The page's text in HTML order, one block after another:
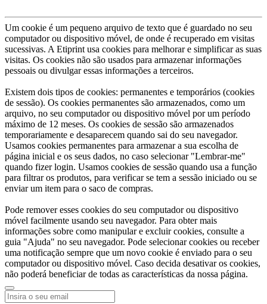
Um cookie é um pequeno arquivo de texto que é guardado no seu
computador ou dispositivo móvel, de onde é recuperado em visitas
sucessivas. A Etiprint usa cookies para melhorar e simplificar as suas
visitas. Os cookies não são usados ​​para armazenar informações
pessoais ou divulgar essas informações a terceiros.
Existem dois tipos de cookies: permanentes e temporários (cookies
de sessão). Os cookies permanentes são armazenados, como um
arquivo, no seu computador ou dispositivo móvel por um período
máximo de 12 meses. Os cookies de sessão são armazenados
temporariamente e desaparecem quando sai do seu navegador.
Usamos cookies permanentes para armazenar a sua escolha de
página inicial e os seus dados, no caso selecionar "Lembrar-me"
quando fizer login. Usamos cookies de sessão quando usa a função
para filtrar os produtos, para verificar se tem a sessão iniciado ou se
enviar um item para o saco de compras.
Pode remover esses cookies do seu computador ou dispositivo
móvel facilmente usando seu navegador. Para obter mais
informações sobre como manipular e excluir cookies, consulte a
guia "Ajuda" no seu navegador. Pode selecionar cookies ou receber
uma notificação sempre que um novo cookie é enviado para o seu
computador ou dispositivo móvel. Caso decida desativar os cookies,
não poderá beneficiar de todas as características da nossa página.